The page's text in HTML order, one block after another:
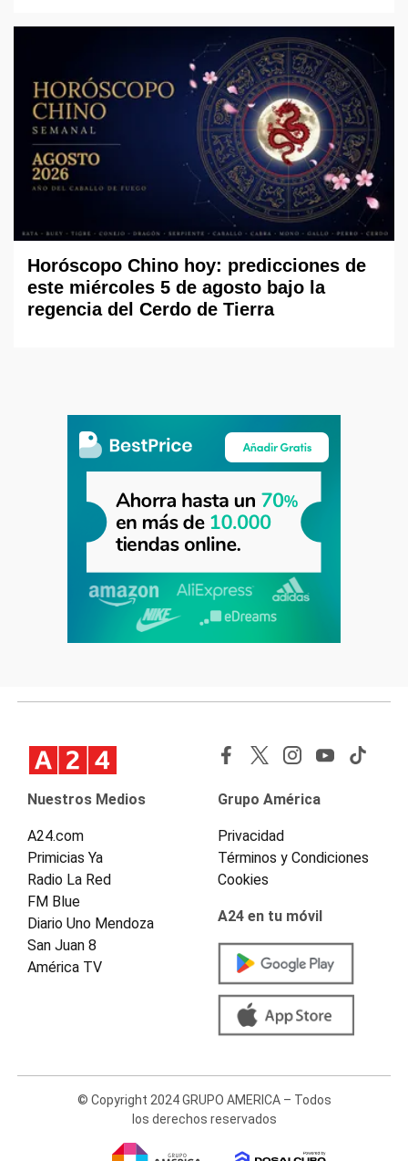
Horóscopo Chino hoy: predicciones de
este miércoles 5 de agosto bajo la
regencia del Cerdo de Tierra
Nuestros Medios
A24.com
Primicias Ya
Radio La Red
FM Blue
Diario Uno Mendoza
San Juan 8
América TV
Grupo América
Privacidad
Términos y Condiciones
Cookies
A24 en tu móvil
© Copyright 2024 GRUPO AMERICA – Todos
los derechos reservados